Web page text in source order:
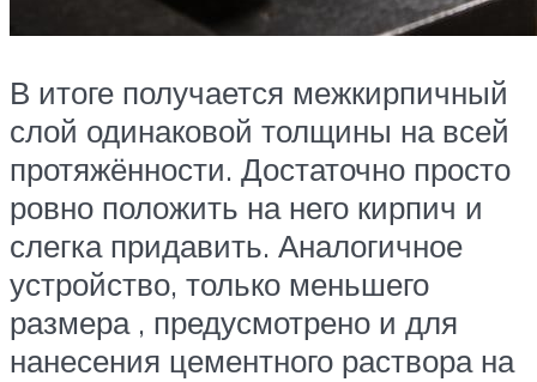
В итоге получается межкирпичный
слой одинаковой толщины на всей
протяжённости. Достаточно просто
ровно положить на него кирпич и
слегка придавить. Аналогичное
устройство, только меньшего
размера , предусмотрено и для
нанесения цементного раствора на